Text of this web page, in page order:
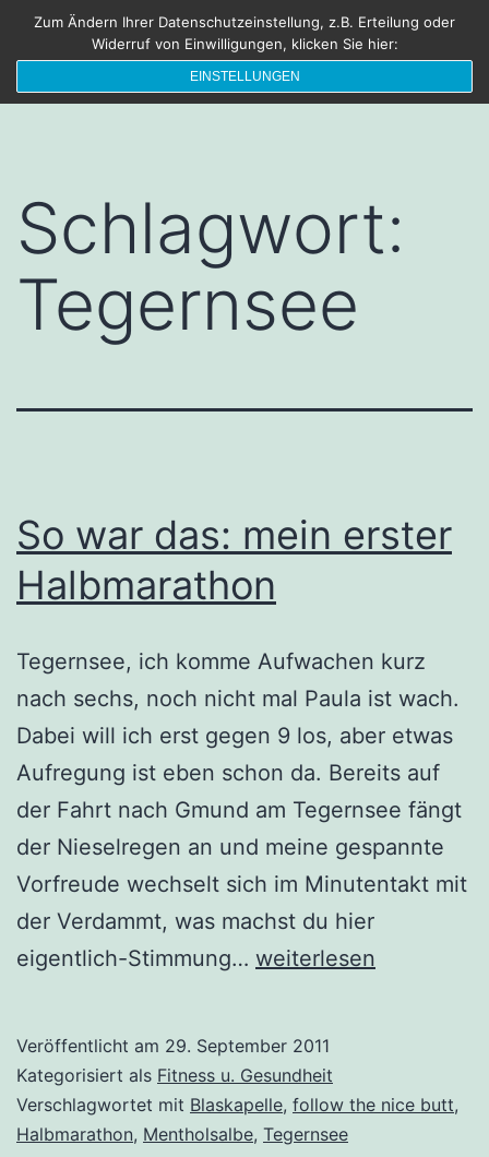
Zum
Inhalt
springen
FRISCHEBRIESE
Die Sonne lacht – Blende Acht
Menü
Schlagwort:
Tegernsee
So war das: mein erster
Halbmarathon
Tegernsee, ich komme Aufwachen kurz
nach sechs, noch nicht mal Paula ist wach.
Dabei will ich erst gegen 9 los, aber etwas
Aufregung ist eben schon da. Bereits auf
der Fahrt nach Gmund am Tegernsee fängt
der Nieselregen an und meine gespannte
Vorfreude wechselt sich im Minutentakt mit
der Verdammt, was machst du hier
eigentlich-Stimmung… So
mein
erster
Halbmarathon
weiterlesen
Veröffentlicht am 29. September 2011
Kategorisiert als Fitness u. Gesundheit
Verschlagwortet mit Blaskapelle, follow the nice butt,
Halbmarathon, Mentholsalbe, Tegernsee
Zum Ändern Ihrer Datenschutzeinstellung, z.B. Erteilung oder
Widerruf von Einwilligungen, klicken Sie hier:
EINSTELLUNGEN